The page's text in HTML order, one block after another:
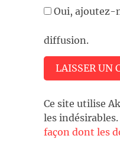
Oui, ajoutez-
diffusion.
Ce site utilise
les indésirables.
façon dont les